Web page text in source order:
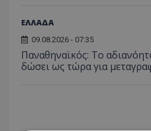
ΕΛΛΑΔΑ
09.08.2026 - 07:35
Παναθηναϊκός: Το
δώσει ως τώρα για